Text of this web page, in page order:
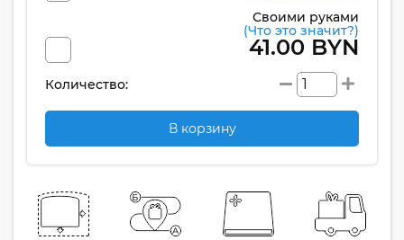
Своими руками
(Что это значит?)
41.00 BYN
Количество:
В корзину